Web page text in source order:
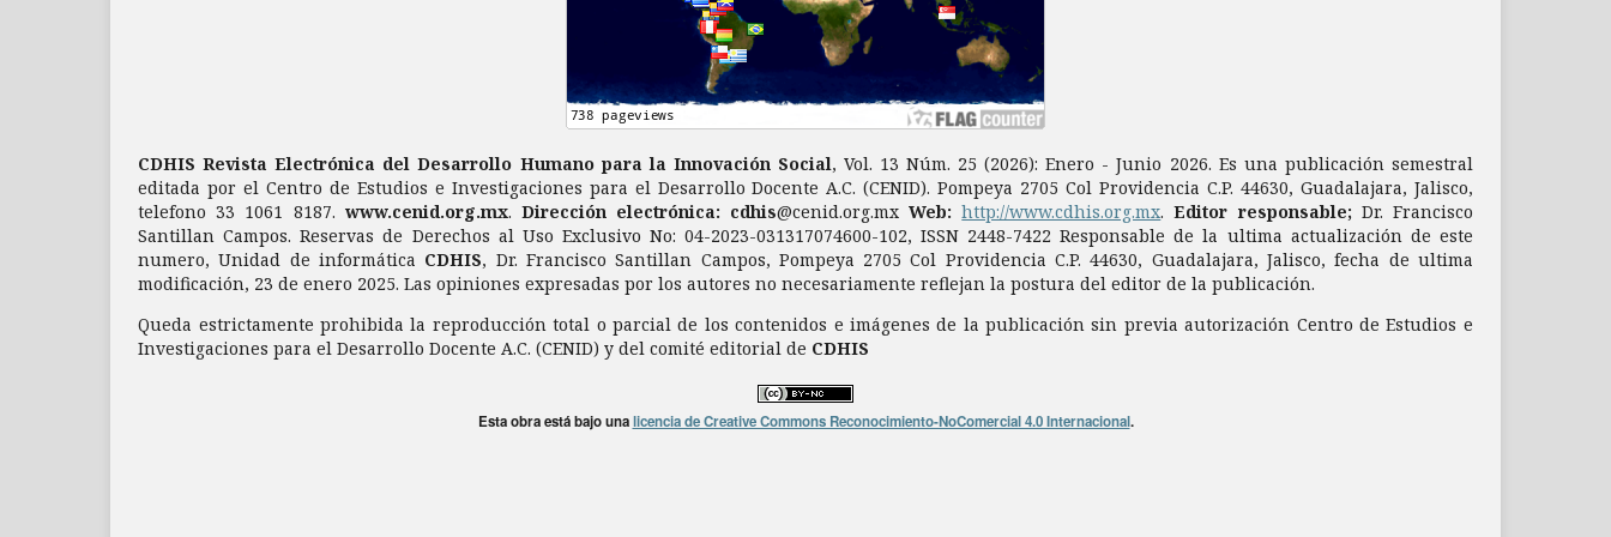
CDHIS Revista Electrónica del Desarrollo Humano para la Innovación Social, Vol. 13 Núm. 25 (2026): Enero - Junio 2026. Es una publicación semestral
editada por el Centro de Estudios e Investigaciones para el Desarrollo Docente A.C. (CENID). Pompeya 2705 Col Providencia C.P. 44630, Guadalajara, Jalisco,
telefono 33 1061 8187. www.cenid.org.mx. Dirección electrónica: cdhis@cenid.org.mxWeb: http://www.cdhis.org.mx. Editor responsable;Dr. Francisco
Santillan Campos. Reservas de Derechos al Uso Exclusivo No: 04-2023-031317074600-102, ISSN 2448-7422 Responsable de la ultima actualización de este
numero, Unidad de informática CDHIS, Dr. Francisco Santillan Campos, Pompeya 2705 Col Providencia C.P. 44630, Guadalajara, Jalisco, fecha de ultima
modificación, 23 de enero 2025. Las opiniones expresadas por los autores no necesariamente reflejan la postura del editor de la publicación.
Queda estrictamente prohibida la reproducción total o parcial de los contenidos e imágenes de la publicación sin previa autorización Centro de Estudios e
Investigaciones para el Desarrollo Docente A.C. (CENID) y del comité editorial de CDHIS
Esta obra está bajo unalicencia de Creative Commons Reconocimiento-NoComercial 4.0 Internacional.